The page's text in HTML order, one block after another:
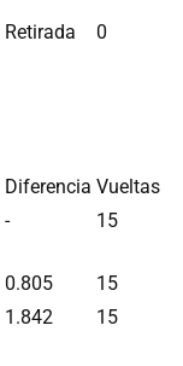
Retirada 0
Diferencia Vueltas
- 15
0.805
15
1.842 15